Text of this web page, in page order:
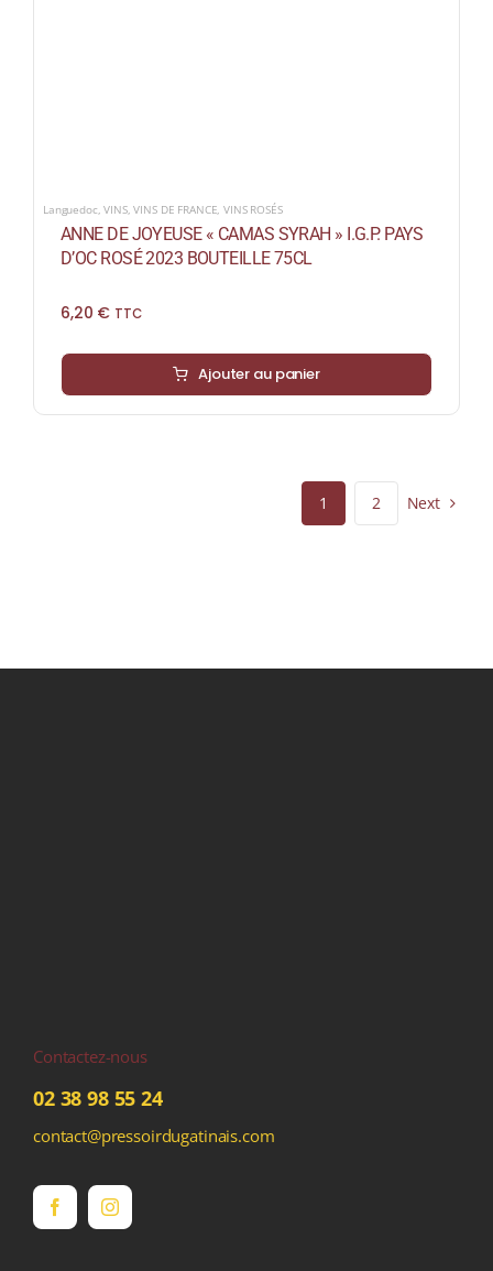
Languedoc ,VINS,VINS DE FRANCE ,VINS ROSÉS
ANNE DE JOYEUSE « CAMAS SYRAH » I.G.P. PAYS
D’OC ROSÉ 2023 BOUTEILLE 75CL
6,20 € TTC
Ajouter au panier
1 2 Next
Contactez-nous
02 38 98 55 24
contact@pressoirdugatinais.com